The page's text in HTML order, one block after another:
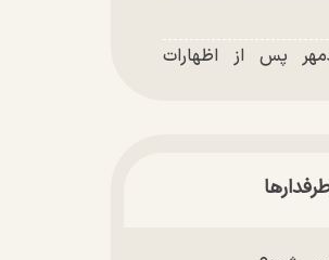
پس از اظهارات
تایید نهایی شعام؟